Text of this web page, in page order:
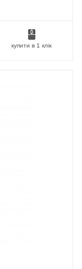
купити в 1 клік